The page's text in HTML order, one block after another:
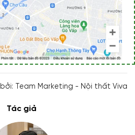
bởi: Team Marketing - Nội thất Viva
Tác giả